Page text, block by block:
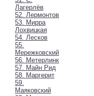
Лагерлёв
52. Лермонтов
53. Мирра
Лохвицкая
54. Лесков
55.
Мережковский
56. Метерлинк
57. Майн Рид
58. Маргерит
59.
Маяковский